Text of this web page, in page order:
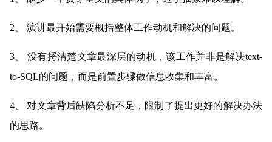
2、 演讲最开始需要概括整体工作动机和解决的问题。
3、 没有捋清楚文章最深层的动机，该工作并非是解决text-
to-SQL的问题，而是前置步骤做信息收集和丰富。
4、 对文章背后缺陷分析不足，限制了提出更好的解决办法
的思路。